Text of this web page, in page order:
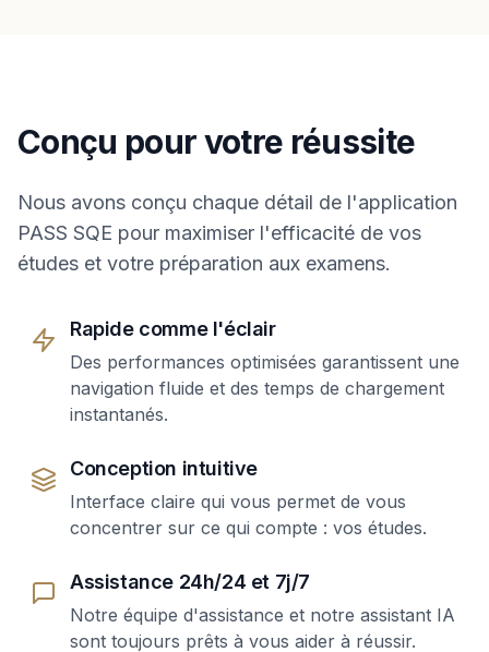
Conçu pour votre réussite
Nous avons conçu chaque détail de l'application
PASS SQE pour maximiser l'efficacité de vos
études et votre préparation aux examens.
Rapide comme l'éclair
Des performances optimisées garantissent une
navigation fluide et des temps de chargement
instantanés.
Conception intuitive
Interface claire qui vous permet de vous
concentrer sur ce qui compte : vos études.
Assistance 24h/24 et 7j/7
Notre équipe d'assistance et notre assistant IA
sont toujours prêts à vous aider à réussir.